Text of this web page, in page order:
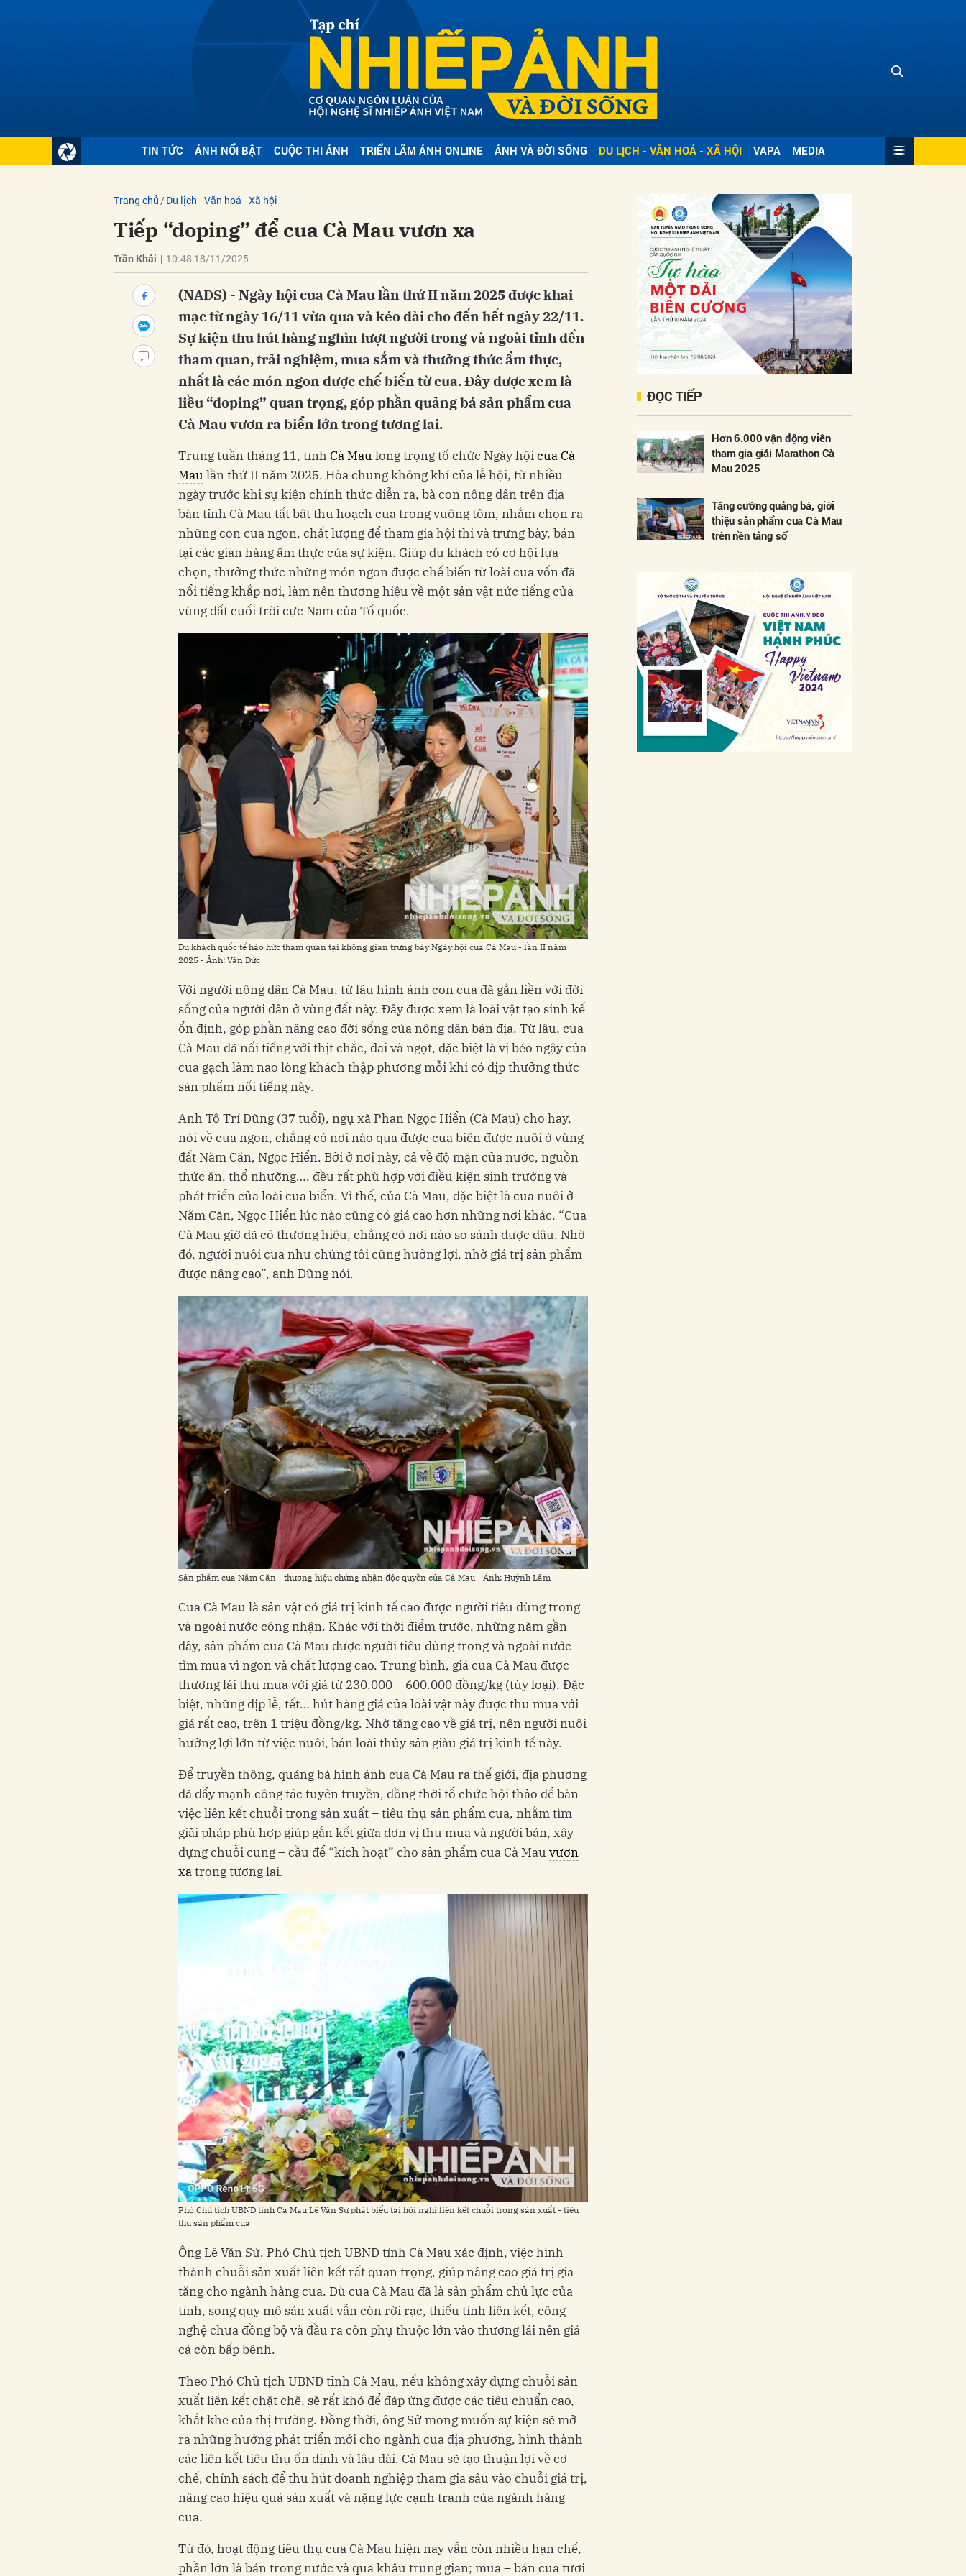
TIN TỨC ẢNH NỔI BẬT CUỘC THI ẢNH TRIỂN LÃM ẢNH ONLINE ẢNH VÀ ĐỜI SỐNG DU LỊCH - VĂN HOÁ - XÃ HỘI VAPA MEDIA
Trang chủ Du lịch - Văn hoá - Xã hội
Tiếp “doping” để cua Cà Mau vươn xa
Trần Khải | 10:48 18/11/2025
(NADS) - Ngày hội cua Cà Mau lần thứ II năm 2025 được khai
mạc từ ngày 16/11 vừa qua và kéo dài cho đến hết ngày 22/11.
Sự kiện thu hút hàng nghìn lượt người trong và ngoài tỉnh đến
tham quan, trải nghiệm, mua sắm và thưởng thức ẩm thực,
nhất là các món ngon được chế biến từ cua. Đây được xem là
liều “doping” quan trọng, góp phần quảng bá sản phẩm cua
Cà Mau vươn ra biển lớn trong tương lai.
Trung tuần tháng 11, tỉnh Cà Mau long trọng tổ chức Ngày hộicua Cà
Mau lần thứ II năm 2025. Hòa chung không khí của lễ hội, từ nhiều
ngày trước khi sự kiện chính thức diễn ra, bà con nông dân trên địa
bàn tỉnh Cà Mau tất bât thu hoạch cua trong vuông tôm, nhằm chọn ra
những con cua ngon, chất lượng để tham gia hội thi và trưng bày, bán
tại các gian hàng ẩm thực của sự kiện. Giúp du khách có cơ hội lựa
chọn, thưởng thức những món ngon được chế biến từ loài cua vốn đã
nổi tiếng khắp nơi, làm nên thương hiệu về một sản vật nức tiếng của
vùng đất cuối trời cực Nam của Tổ quốc.
Du khách quốc tế háo hức tham quan tại không gian trưng bày Ngày hội cua Cà Mau - lần II năm
2025 - Ảnh: Văn Đức
Với người nông dân Cà Mau, từ lâu hình ảnh con cua đã gắn liền với đời
sống của người dân ở vùng đất này. Đây được xem là loài vật tạo sinh kế
ổn định, góp phần nâng cao đời sống của nông dân bản địa. Từ lâu, cua
Cà Mau đã nổi tiếng với thịt chắc, dai và ngọt, đặc biệt là vị béo ngậy của
cua gạch làm nao lòng khách thập phương mỗi khi có dịp thưởng thức
sản phẩm nổi tiếng này.
Anh Tô Trí Dũng (37 tuổi), ngụ xã Phan Ngọc Hiển (Cà Mau) cho hay,
nói về cua ngon, chẳng có nơi nào qua được cua biển được nuôi ở vùng
đất Năm Căn, Ngọc Hiển. Bởi ở nơi này, cả về độ mặn của nước, nguồn
thức ăn, thổ nhưỡng…, đều rất phù hợp với điều kiện sinh trưởng và
phát triển của loài cua biển. Vì thế, của Cà Mau, đặc biệt là cua nuôi ở
Năm Căn, Ngọc Hiển lúc nào cũng có giá cao hơn những nơi khác. “Cua
Cà Mau giờ đã có thương hiệu, chẳng có nơi nào so sánh được đâu. Nhờ
đó, người nuôi cua như chúng tôi cũng hưởng lợi, nhờ giá trị sản phẩm
được nâng cao”, anh Dũng nói.
Sản phẩm cua Năm Căn - thương hiệu chứng nhận độc quyền của Cà Mau - Ảnh: Huỳnh Lâm
Cua Cà Mau là sản vật có giá trị kinh tế cao được người tiêu dùng trong
và ngoài nước công nhận. Khác với thời điểm trước, những năm gần
đây, sản phẩm cua Cà Mau được người tiêu dùng trong và ngoài nước
tìm mua vì ngon và chất lượng cao. Trung bình, giá cua Cà Mau được
thương lái thu mua với giá từ 230.000 – 600.000 đồng/kg (tùy loại). Đặc
biệt, những dịp lễ, tết… hút hàng giá của loài vật này được thu mua với
giá rất cao, trên 1 triệu đồng/kg. Nhờ tăng cao về giá trị, nên người nuôi
hưởng lợi lớn từ việc nuôi, bán loài thủy sản giàu giá trị kinh tế này.
Để truyền thông, quảng bá hình ảnh cua Cà Mau ra thế giới, địa phương
đã đẩy mạnh công tác tuyên truyền, đồng thời tổ chức hội thảo để bàn
việc liên kết chuỗi trong sản xuất – tiêu thụ sản phẩm cua, nhằm tìm
giải pháp phù hợp giúp gắn kết giữa đơn vị thu mua và người bán, xây
dựng chuỗi cung – cầu để “kích hoạt” cho sản phẩm cua Cà Mau vươn
xatrong tương lai.
Phó Chủ tịch UBND tỉnh Cà Mau Lê Văn Sử phát biểu tại hội nghị liên kết chuỗi trong sản xuất - tiêu
thụ sản phẩm cua
Ông Lê Văn Sử, Phó Chủ tịch UBND tỉnh Cà Mau xác định, việc hình
thành chuỗi sản xuất liên kết rất quan trọng, giúp nâng cao giá trị gia
tăng cho ngành hàng cua. Dù cua Cà Mau đã là sản phẩm chủ lực của
tỉnh, song quy mô sản xuất vẫn còn rời rạc, thiếu tính liên kết, công
nghệ chưa đồng bộ và đầu ra còn phụ thuộc lớn vào thương lái nên giá
cả còn bấp bênh.
Theo Phó Chủ tịch UBND tỉnh Cà Mau, nếu không xây dựng chuỗi sản
xuất liên kết chặt chẽ, sẽ rất khó để đáp ứng được các tiêu chuẩn cao,
khắt khe của thị trường. Đồng thời, ông Sử mong muốn sự kiện sẽ mở
ra những hướng phát triển mới cho ngành cua địa phương, hình thành
các liên kết tiêu thụ ổn định và lâu dài. Cà Mau sẽ tạo thuận lợi về cơ
chế, chính sách để thu hút doanh nghiệp tham gia sâu vào chuỗi giá trị,
nâng cao hiệu quả sản xuất và nặng lực cạnh tranh của ngành hàng
cua.
Từ đó, hoạt động tiêu thụ cua Cà Mau hiện nay vẫn còn nhiều hạn chế,
phần lớn là bán trong nước và qua khâu trung gian; mua – bán cua tươi
ĐỌC TIẾP
Hơn 6.000 vận động viên
tham gia giải Marathon Cà
Mau 2025
Tăng cường quảng bá, giới
thiệu sản phẩm cua Cà Mau
trên nền tảng số
Gửi bình luận
Gửi